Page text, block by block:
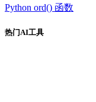
Python ord() 函数
热门AI工具